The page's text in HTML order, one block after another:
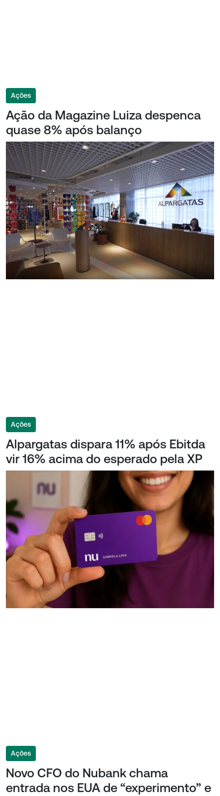
Ações
Ação da Magazine Luiza despenca
quase 8% após balanço
Ações
Alpargatas dispara 11% após Ebitda
vir 16% acima do esperado pela XP
Ações
Novo CFO do Nubank chama
entrada nos EUA de “experimento” e